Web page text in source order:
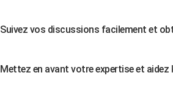
Suivez vos discussions facilement et
Mettez en avant votre expertise et aidez